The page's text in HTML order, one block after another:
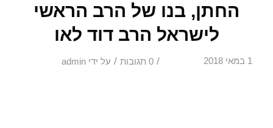
החתן, בנו של הרב הראשי
לישראל הרב דוד לאו
1 במאי 2018 / 0 תגובות / על ידי admin